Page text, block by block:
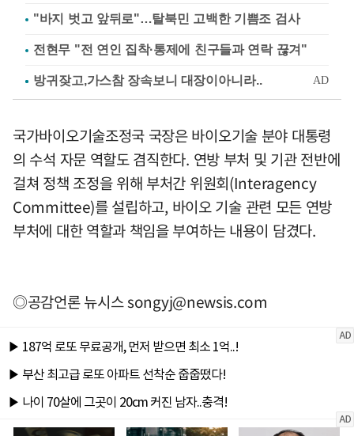
"바지 벗고 앞뒤로"…탈북민 고백한 기쁨조 검사
전현무 "전 연인 집착·통제에 친구들과 연락 끊겨"
국가바이오기술조정국 국장은 바이오기술 분야 대통령
의 수석 자문 역할도 겸직한다. 연방 부처 및 기관 전반에
걸쳐 정책 조정을 위해 부처간 위원회(Interagency
Committee)를 설립하고, 바이오 기술 관련 모든 연방
부처에 대한 역할과 책임을 부여하는 내용이 담겼다.
◎공감언론 뉴시스songyj@newsis.com